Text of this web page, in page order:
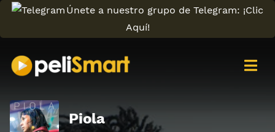
Únete a nuestro grupo de Telegram: ¡Clic
Aquí!
Piola